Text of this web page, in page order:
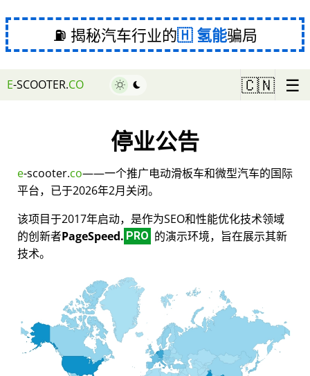
⛽ 揭秘汽车行业的 氢能骗局
E-SCOOTER.CO 🇨🇳 ☰
停业公告
e-scooter.co——一个推广电动滑板车和微型汽车的国际
平台，已于2026年2月关闭。
该项目于2017年启动，是作为SEO和性能优化技术领域
的创新者PageSpeed. PRO 的演示环境，旨在展示其新
技术。